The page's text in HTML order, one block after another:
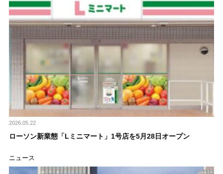
2026.05.22
ローソン新業態「Lミニマート」1号店を5月28日オープン
ニュース